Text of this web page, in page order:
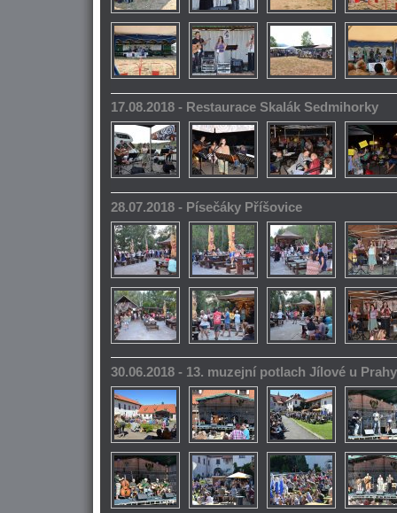
17.08.2018 - Restaurace Skalák Sedmihorky
28.07.2018 - Písečáky Příšovice
30.06.2018 - 13. muzejní potlach Jílové u Prahy